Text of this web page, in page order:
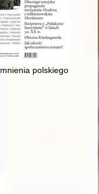
dla
polskiego